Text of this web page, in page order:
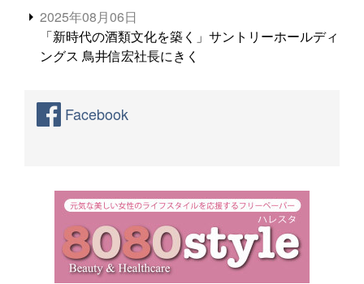
2025年08月06日
「新時代の酒類文化を築く」サントリーホールディ
ングス 鳥井信宏社長にきく
Facebook